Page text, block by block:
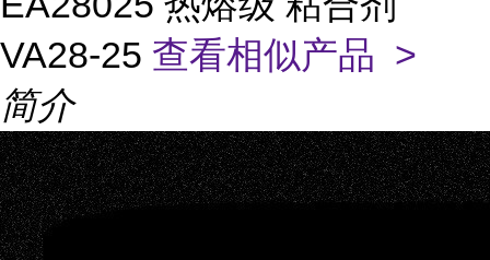
VA28-25 查看相似产品 >
简介